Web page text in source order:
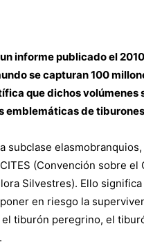
informe publicado el
se capturan 100
que dichos volúmenes
emblemáticas de
subclase
(Convención sobre el
Silvestres). Ello
en riesgo la
tiburón peregrino, el